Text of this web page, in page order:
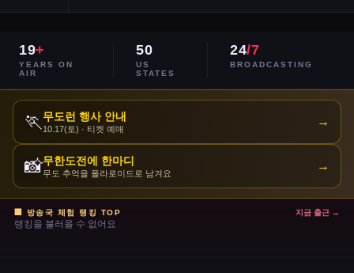
이란, 호르무즈 해협 '통제 해양 구역' 선언… 긴장 고조
민주당 전국위, 2024년 선거 검토 보고서 '불완전·검증 불가' 판정
주거비 계속 상승 — 임차인·주택 구매자 모두 부담 가중
이스라엘, 레바논 휴전 연장 합의 후에도 공격 지속
19+
YEARS ON
AIR
50
US
STATES
24/7
BROADCASTING
🏃 무도런 행사 안내
10.17(토) · 티켓 예매
→
📸무한도전에 한마디
무도 추억을 폴라로이드로 남겨요
→
🏢 방송국 체험 랭킹 TOP 지금 출근 →
랭킹을 불러올 수 없어요